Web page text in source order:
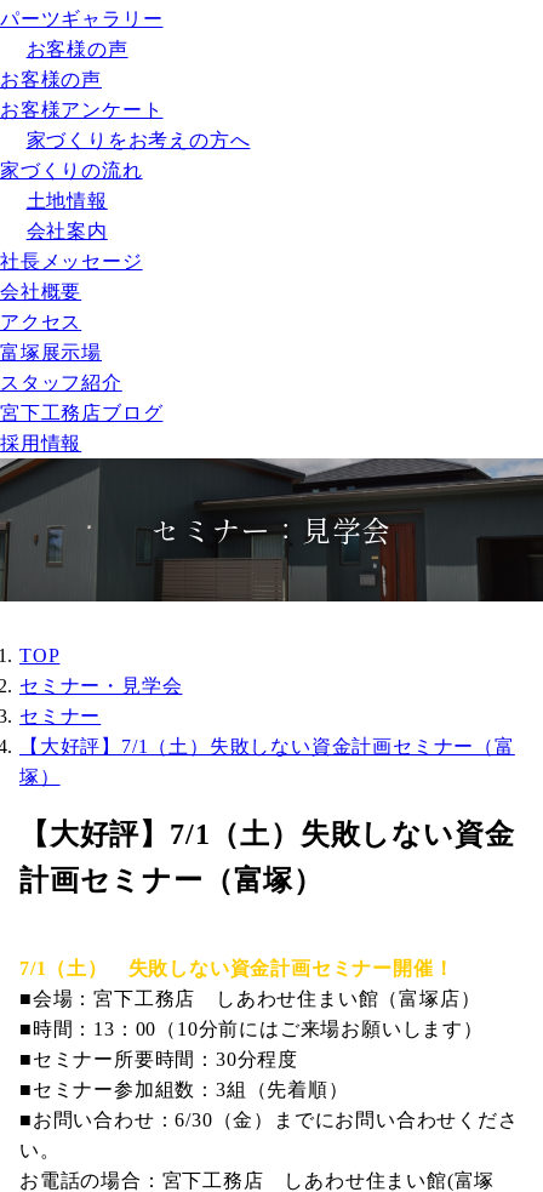
パーツギャラリー
お客様の声
お客様の声
お客様アンケート
家づくりをお考えの方へ
家づくりの流れ
土地情報
会社案内
社長メッセージ
会社概要
アクセス
富塚展示場
スタッフ紹介
宮下工務店ブログ
採用情報
セミナー：見学会
TOP
セミナー・見学会
セミナー
【大好評】7/1（土）失敗しない資金計画セミナー（富
塚）
【大好評】7/1（土）失敗しない資金
計画セミナー（富塚）
7/1（土） 失敗しない資金計画セミナー開催！
■会場：宮下工務店 しあわせ住まい館（富塚店）
■時間：13：00（10分前にはご来場お願いします）
■セミナー所要時間：30分程度
■セミナー参加組数：3組（先着順）
■お問い合わせ：6/30（金）までにお問い合わせくださ
い。
お電話の場合：宮下工務店 しあわせ住まい館(富塚